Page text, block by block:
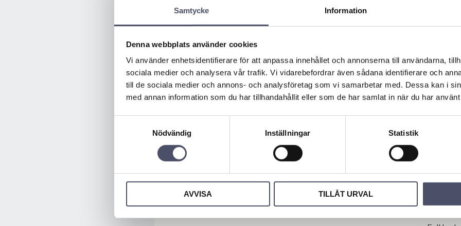
Samtycke Information
Denna webbplats använder cookies
Vi använder enhetsidentifierare för att anpassa innehållet och annonserna till användarna,
sociala medier och analysera vår trafik. Vi vidarebefordrar även sådana identifierare och
till de sociala medier och annons- och analysföretag som vi samarbetar med. Dessa kan i
med annan information som du har tillhandahållit eller som de har samlat in när du har
Nödvändig
Inställningar Statistik
AVVISA TILLÅT URVAL
gärna
som kan
det hem
hållbart
många
Invändig
•